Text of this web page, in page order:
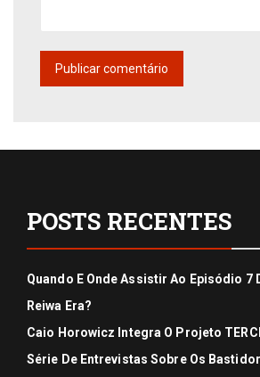
POSTS RECENTES
Quando E Onde Assistir Ao Episódio 7
Reiwa Era?
Caio Horowicz Integra O Projeto
Série De Entrevistas Sobre Os